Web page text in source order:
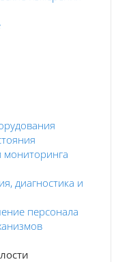
диагностика и
персонала